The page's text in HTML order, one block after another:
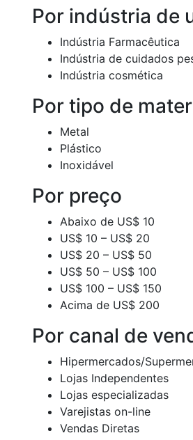
Por indústria de
Indústria Farmacêutica
Indústria de cuidados
Indústria cosmética
Por tipo de
Metal
Plástico
Inoxidável
Por preço
Abaixo de US$ 10
US$ 10 – US$ 20
US$ 20 – US$ 50
US$ 50 – US$ 100
US$ 100 – US$ 150
Acima de US$ 200
Por canal de
Hipermercados/
Lojas Independentes
Lojas especializadas
Varejistas on-line
Vendas Diretas